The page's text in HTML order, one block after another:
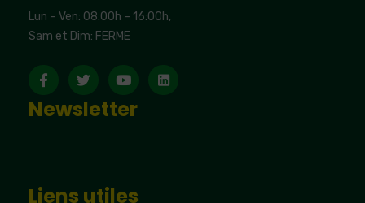
Lun – Ven: 08:00h – 16:00h,
Sam et Dim: FERME
Newsletter
Liens utiles